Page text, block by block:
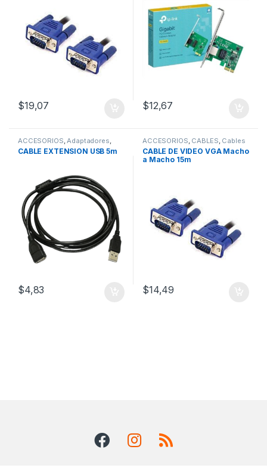
$19,07 $12,67
ACCESORIOS Adaptadores
CABLES,Cables USB
CABLE EXTENSION USB 5m
$4,83
ACCESORIOS CABLES Cables
VGA
CABLE DE VIDEO VGA Macho
a Macho 15m
$14,49